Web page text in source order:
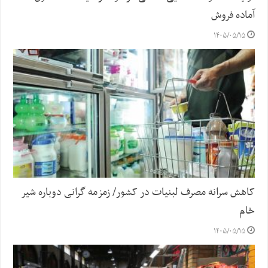
آماده فروش
۱۴۰۵/۰۵/۱۵
کاهش سرانه مصرف لبنیات در کشور/ زمزمه گرانی دوباره شیر
خام
۱۴۰۵/۰۵/۱۵